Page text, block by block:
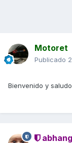
Motoret
Publicado
Bienvenido y
abhang